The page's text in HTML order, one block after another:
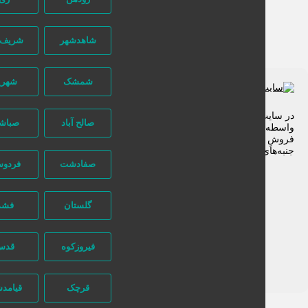
شاهدشهر شریف آباد
شمشک شهریار
صالح آباد صباشهر
صفادشت فردوسیه
گلستان
فیروزکوه
قرچک قیامدشت
سایت تبلیغاتی نیازجو کاربران مستقیما با هم تماس می‌گیرند و هیچ
در این میان وجود ندارد، پس دقت فرمایید که در خرید و
شما نیازجو هیچ دخالتی نداشته و کاربران باید خودشان
مختلف امنیتی را در نظر بگیرند.